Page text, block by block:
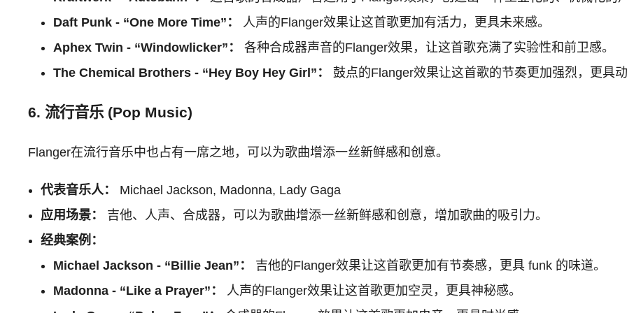
Daft Punk - “One More Time”：
人声的Flanger效果让这首歌更加有活力，更具未来感。
Aphex Twin - “Windowlicker”：
各种合成器声音的Flanger效果，让这首歌充满了实验性和前卫感。
The Chemical Brothers - “Hey Boy Hey Girl”：
鼓点的Flanger效果让这首歌的节奏更加强烈，更具
6. 流行音乐 (Pop Music)
Flanger在流行音乐中也占有一席之地，可以为歌曲增添一丝新鲜感和创意。
代表音乐人：
Michael Jackson, Madonna, Lady Gaga
应用场景：
吉他、人声、合成器，可以为歌曲增添一丝新鲜感和创意，增加歌曲的吸引力。
经典案例：
Michael Jackson - “Billie Jean”：
吉他的Flanger效果让这首歌更加有节奏感，更具 funk 的味道。
Madonna - “Like a Prayer”：
人声的Flanger效果让这首歌更加空灵，更具神秘感。